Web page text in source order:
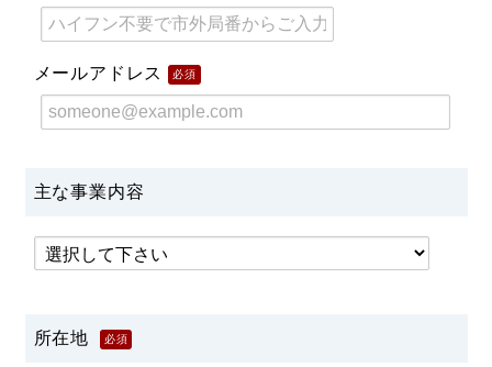
メールアドレス 必須
主な事業内容
所在地 必須